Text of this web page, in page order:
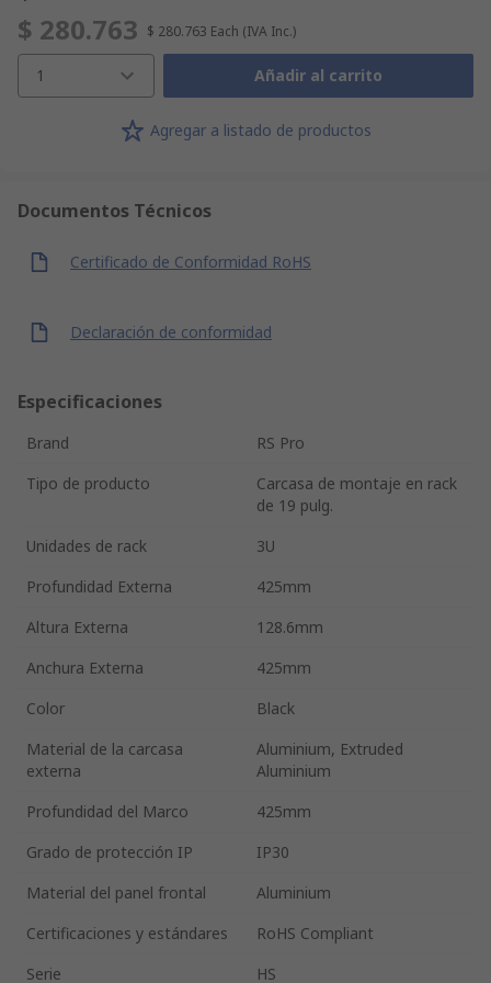
$ 280.763 $ 280.763 Each (IVA Inc.)
1 Añadir al carrito
Agregar a listado de productos
Documentos Técnicos
Certificado de Conformidad RoHS
Declaración de conformidad
Especificaciones
Brand
RS Pro
Tipo de producto
Carcasa de montaje en rack
de 19 pulg.
Unidades de rack
3U
Profundidad Externa
425mm
Altura Externa
128.6mm
Anchura Externa
425mm
Color
Black
Material de la carcasa
externa
Aluminium, Extruded
Aluminium
Profundidad del Marco
425mm
Grado de protección IP
IP30
Material del panel frontal
Aluminium
Certificaciones y estándares
RoHS Compliant
Serie
HS